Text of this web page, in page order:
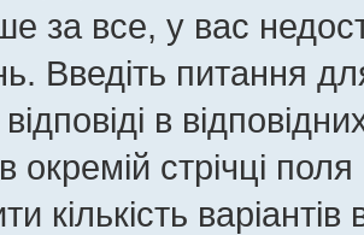
за все, у вас
Введіть питання
в
окремій стрічці
кількість